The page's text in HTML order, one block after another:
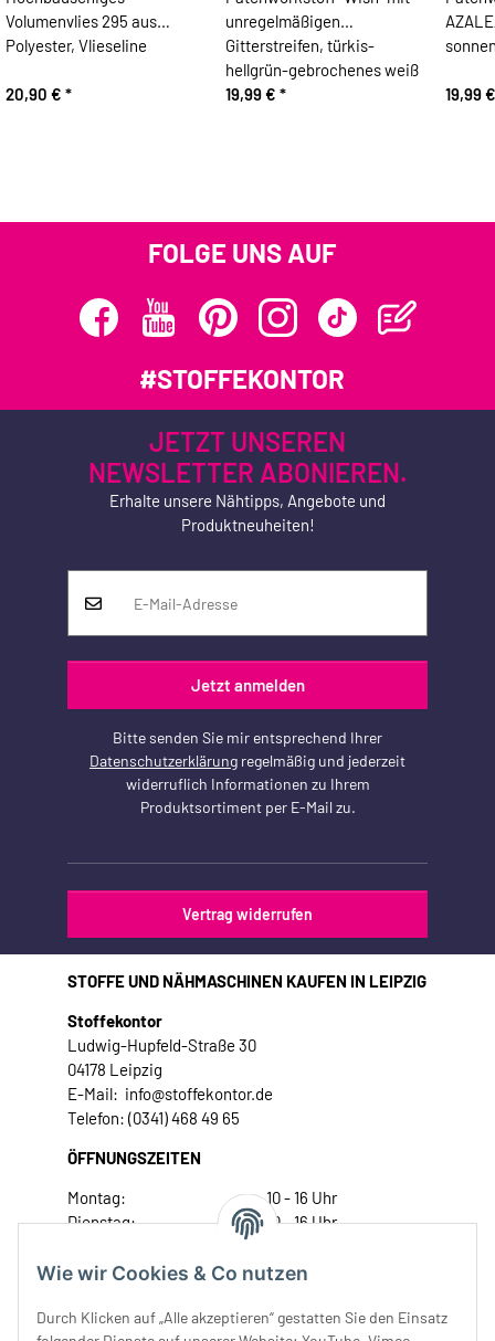
Wie wir Cookies & Co nutzen
Durch Klicken auf „Alle akzeptieren“ gestatten Sie den Einsatz
Volumenvlies 295 aus
Polyester, Vlieseline
20,90 € *
unregelmäßigen
Gitterstreifen, türkis-
hellgrün-gebrochenes weiß
19,99 € * 19,99
FOLGE UNS AUF
#STOFFEKONTOR
JETZT UNSEREN
NEWSLETTER ABONIEREN.
Erhalte unsere Nähtipps, Angebote und
Produktneuheiten!
Jetzt anmelden
Bitte senden Sie mir entsprechend Ihrer
Datenschutzerklärung regelmäßig und jederzeit
widerruflich Informationen zu Ihrem
Produktsortiment per E-Mail zu.
Vertrag widerrufen
STOFFE UND NÄHMASCHINEN KAUFEN IN LEIPZIG
Stoffekontor
Ludwig-Hupfeld-Straße 30
04178 Leipzig
E-Mail: info@stoffekontor.de
Telefon: (0341) 468 49 65
ÖFFNUNGSZEITEN
Montag:
10 - 16 Uhr
Dienstag:
10 - 16 Uhr
Donnerstag:
10 - 18 Uhr
Samstag:
10 - 14 Uhr